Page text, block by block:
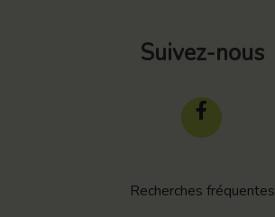
Suivez-nous
Recherches fréquentes